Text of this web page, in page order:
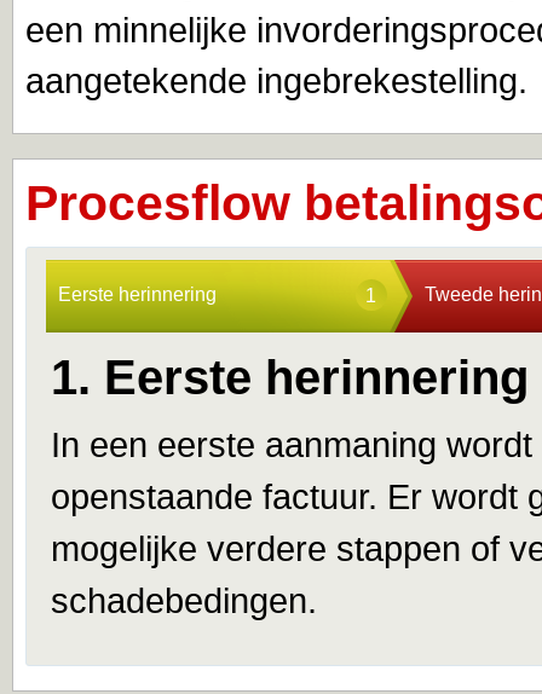
een minnelijke
aangetekende ingebrekestelling.
Procesflow
Eerste herinnering 1 Tweede
1. Eerste herinnering
In een eerste aanmaning
openstaande factuur. Er wordt
mogelijke verdere stappen of
schadebedingen.